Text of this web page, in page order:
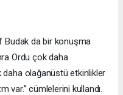
Budak da bir konuşma
Ordu çok daha
daha olağanüstü etkinlikler
var.” cümlelerini kullandı.